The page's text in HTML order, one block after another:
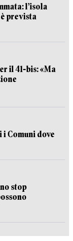
l’isola
prevista
il 41-bis: «Ma
i Comuni dove
stop